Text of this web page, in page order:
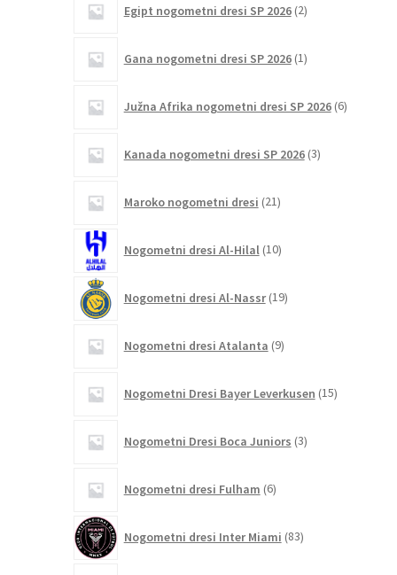
Egipt nogometni dresi SP 2026 2izdelka
Gana nogometni dresi SP 2026 1izdelek
Južna Afrika nogometni dresi SP 2026 6izdelkov
Kanada nogometni dresi SP 2026 3izdelki
Maroko nogometni dresi 21izdelkov
Nogometni dresi Al-Hilal 10izdelkov
Nogometni dresi Al-Nassr 19izdelkov
Nogometni dresi Atalanta 9izdelkov
Nogometni Dresi Bayer Leverkusen 15izdelkov
Nogometni Dresi Boca Juniors 3izdelki
Nogometni dresi Fulham 6izdelkov
Nogometni dresi Inter Miami 83izdelkov